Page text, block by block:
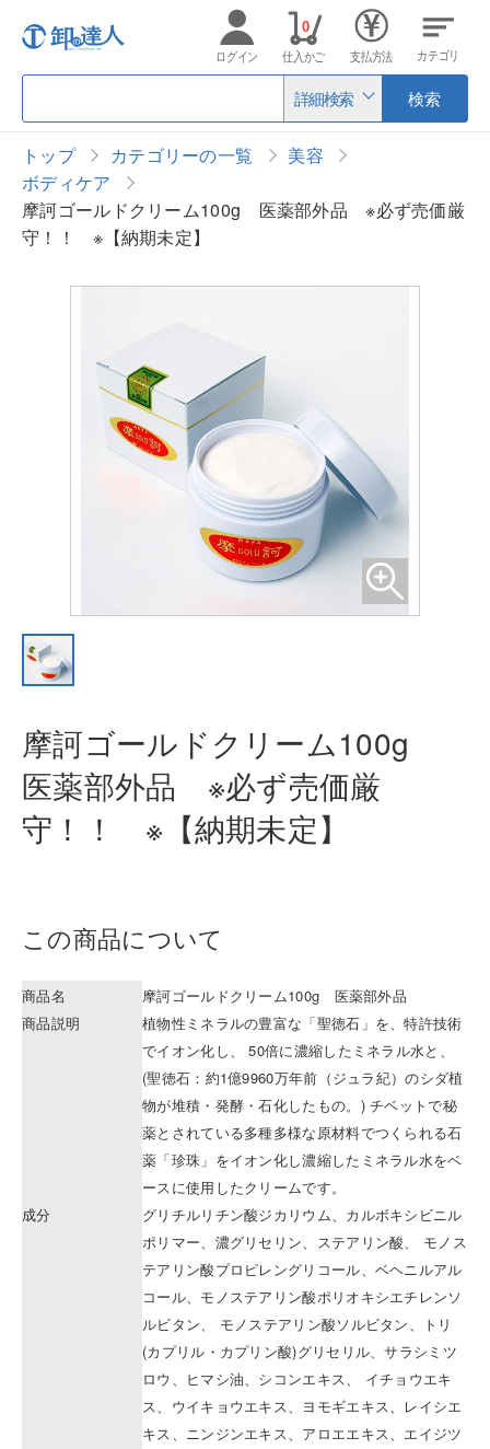
詳細検索 検索
ログイン 仕入かご
0
支払方法 カテゴリ
トップ カテゴリーの一覧
美容
ボディケア
摩訶ゴールドクリーム100g 医薬部外品 ※必ず売価厳
守！！ ※【納期未定】
摩訶ゴールドクリーム100g
医薬部外品 ※必ず売価厳
守！！ ※【納期未定】
この商品について
商品名
摩訶ゴールドクリーム100g 医薬部外品
商品説明
植物性ミネラルの豊富な「聖徳石」を、特許技術
でイオン化し、 50倍に濃縮したミネラル水と、
(聖徳石：約1億9960万年前（ジュラ紀）のシダ植
物が堆積・発酵・石化したもの。) チベットで秘
薬とされている多種多様な原材料でつくられる石
薬「珍珠」をイオン化し濃縮したミネラル水をベ
ースに使用したクリームです。
成分
グリチルリチン酸ジカリウム、カルボキシビニル
ポリマー、濃グリセリン、ステアリン酸、 モノス
テアリン酸プロピレングリコール、ベヘニルアル
コール、モノステアリン酸ポリオキシエチレンソ
ルビタン、 モノステアリン酸ソルビタン、トリ
(カプリル・カプリン酸)グリセリル、サラシミツ
ロウ、ヒマシ油、シコンエキス、 イチョウエキ
ス、ウイキョウエキス、ヨモギエキス、レイシエ
キス、ニンジンエキス、アロエエキス、エイジツ